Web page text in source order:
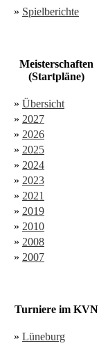
» Spielberichte
Meisterschaften
(Startpläne)
» Übersicht
» 2027
» 2026
» 2025
» 2024
» 2023
» 2021
» 2019
» 2010
» 2008
» 2007
Turniere im KVN
» Lüneburg